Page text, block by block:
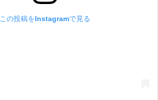
この投稿をInstagramで見る